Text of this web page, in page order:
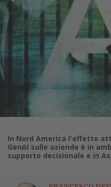
In Nord America l'effetto
GenAI sulle aziende è in
supporto decisionale e in